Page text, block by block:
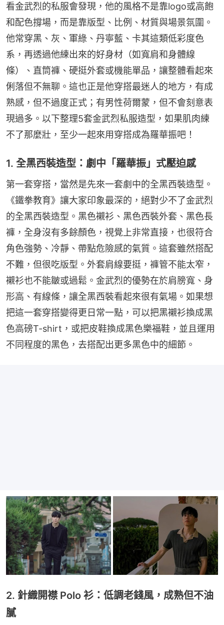
看金武烈的私服會發現，他的風格不是靠logo或高飽
和配色撐場，而是靠版型、比例、材質與場景氛圍。
他常穿黑、灰、軍綠、丹寧藍、卡其這類低彩度色
系，再透過他練出來的好身材（如寬肩和身體線
條）、直筒褲、硬挺外套或機能單品，讓整體看起來
俐落但不無聊。這也正是他穿搭最迷人的地方，有成
熟感，但不過度正式；有男性荷爾蒙，但不會刻意表
現過多。以下整理5套金武烈私服造型，如果肌肉練
不了那麼壯，至少一起來用穿搭成為羅華振吧！
1. 全黑西裝造型：劇中「羅華振」式壓迫感
第一套穿搭，當然是先來一套劇中的全黑西裝造型。
《鐵拳教育》讓大家印象最深的，絕對少不了金武烈
的全黑西裝造型。黑色襯衫、黑色西裝外套、黑色長
褲，全身沒有多餘顏色，視覺上非常直接，也很符合
角色強勢、冷靜、帶點危險感的氣質。這套雖然搭配
不難，但很吃版型。外套肩線要挺，褲管不能太窄，
襯衫也不能皺或過鬆。金武烈的優勢在於肩膀寬、身
形高、有線條，讓全黑西裝看起來很有氣場。如果想
把這一套穿搭變得更日常一點，可以把黑襯衫換成黑
色高磅T-shirt，或把皮鞋換成黑色樂福鞋，並且運用
不同程度的黑色，去搭配出更多黑色中的細節。
2. 針織開襟 Polo 衫：低調老錢風，成熟但不油
膩